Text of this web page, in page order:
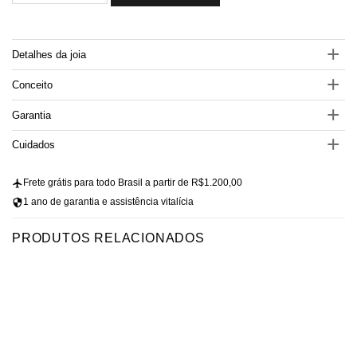
Detalhes da joia
Conceito
Garantia
Cuidados
Frete grátis para todo Brasil a partir de R$1.200,00
1 ano de garantia e assistência vitalícia
PRODUTOS RELACIONADOS